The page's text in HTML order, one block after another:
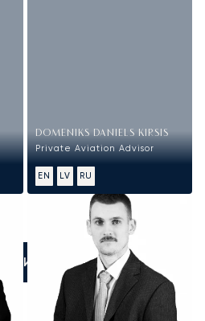
DOMENIKS DANIELS KIRSIS
Private Aviation Advisor
EN LV RU
НАМ